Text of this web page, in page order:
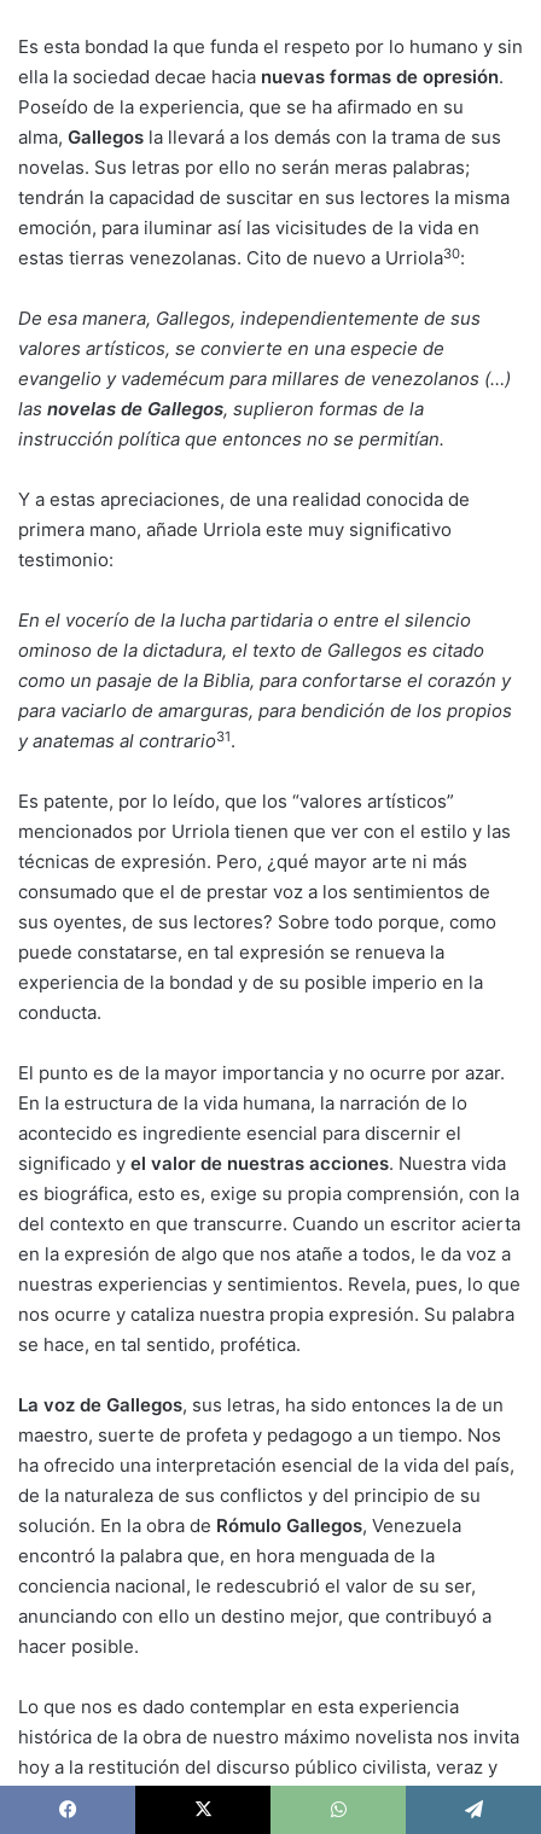
Es esta bondad la que funda el respeto por lo humano y sin
ella la sociedad decae hacia nuevas formas de opresión.
Poseído de la experiencia, que se ha afirmado en su
alma, Gallegos la llevará a los demás con la trama de sus
novelas. Sus letras por ello no serán meras palabras;
tendrán la capacidad de suscitar en sus lectores la misma
emoción, para iluminar así las vicisitudes de la vida en
estas tierras venezolanas. Cito de nuevo a Urriola30:
De esa manera, Gallegos, independientemente de sus
valores artísticos, se convierte en una especie de
evangelio y vademécum para millares de venezolanos (…)
las novelas de Gallegos, suplieron formas de la
instrucción política que entonces no se permitían.
Y a estas apreciaciones, de una realidad conocida de
primera mano, añade Urriola este muy significativo
testimonio:
En el vocerío de la lucha partidaria o entre el silencio
ominoso de la dictadura, el texto de Gallegos es citado
como un pasaje de la Biblia, para confortarse el corazón y
para vaciarlo de amarguras, para bendición de los propios
y anatemas al contrario31.
Es patente, por lo leído, que los “valores artísticos”
mencionados por Urriola tienen que ver con el estilo y las
técnicas de expresión. Pero, ¿qué mayor arte ni más
consumado que el de prestar voz a los sentimientos de
sus oyentes, de sus lectores? Sobre todo porque, como
puede constatarse, en tal expresión se renueva la
experiencia de la bondad y de su posible imperio en la
conducta.
El punto es de la mayor importancia y no ocurre por azar.
En la estructura de la vida humana, la narración de lo
acontecido es ingrediente esencial para discernir el
significado y el valor de nuestras acciones. Nuestra vida
es biográfica, esto es, exige su propia comprensión, con la
del contexto en que transcurre. Cuando un escritor acierta
en la expresión de algo que nos atañe a todos, le da voz a
nuestras experiencias y sentimientos. Revela, pues, lo que
nos ocurre y cataliza nuestra propia expresión. Su palabra
se hace, en tal sentido, profética.
La voz de Gallegos, sus letras, ha sido entonces la de un
maestro, suerte de profeta y pedagogo a un tiempo. Nos
ha ofrecido una interpretación esencial de la vida del país,
de la naturaleza de sus conflictos y del principio de su
solución. En la obra de Rómulo Gallegos, Venezuela
encontró la palabra que, en hora menguada de la
conciencia nacional, le redescubrió el valor de su ser,
anunciando con ello un destino mejor, que contribuyó a
hacer posible.
Lo que nos es dado contemplar en esta experiencia
histórica de la obra de nuestro máximo novelista nos invita
hoy a la restitución del discurso público civilista, veraz y
afirmativo. Para ello, en la literatura como en la política ha